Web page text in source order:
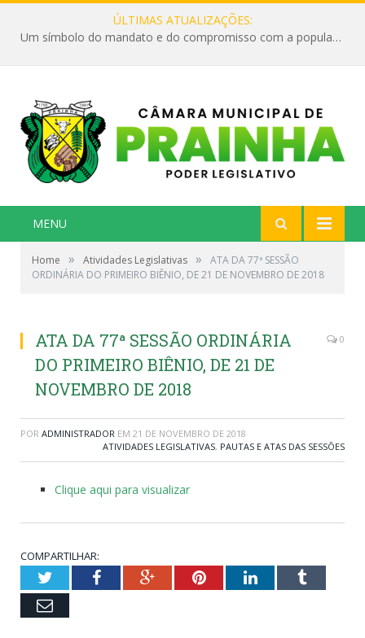
ÚLTIMAS ATUALIZAÇÕES:
Um símbolo do mandato e do compromisso com a população
MENU
Home » Atividades Legislativas »
ATA DA 77ª SESSÃO
ORDINÁRIA DO PRIMEIRO BIÊNIO, DE 21 DE NOVEMBRO DE 2018
ATA DA 77ª SESSÃO ORDINÁRIA
DO PRIMEIRO BIÊNIO, DE 21 DE
NOVEMBRO DE 2018
0
POR ADMINISTRADOR EM 21 DE NOVEMBRO DE 2018
ATIVIDADES LEGISLATIVAS, PAUTAS E ATAS DAS SESSÕES
Clique aqui para visualizar
COMPARTILHAR:
TwitterFacebookGoogle+PinterestLinkedInTumblr
Email